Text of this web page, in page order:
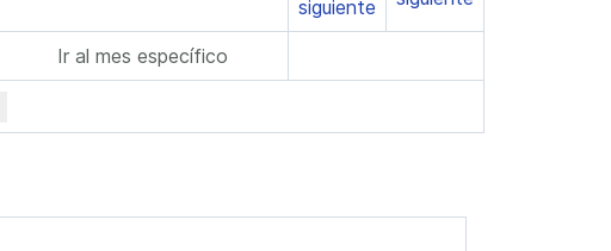
Ir al mes específico